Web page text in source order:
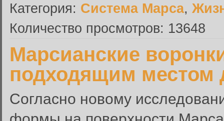
Категория: Система Марса,
Количество просмотров: 13648
Марсианские
подходящим местом
Согласно новому